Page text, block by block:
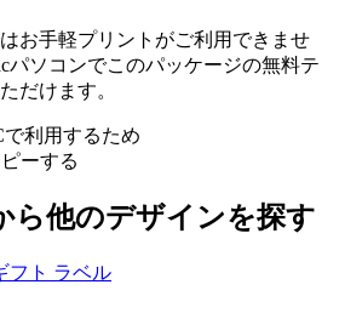
お手軽プリントがご利用できませ
パソコンでこのパッケージの無料テ
だけます。
利用するため
ーする
ら他のデザインを探す
フト ラベル